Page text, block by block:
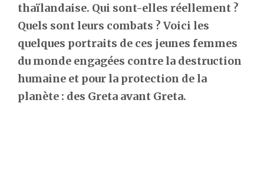
thaïlandaise. Qui sont-elles réellement ?
Quels sont leurs combats ? Voici les
quelques portraits de ces jeunes femmes
du monde engagées contre la destruction
humaine et pour la protection de la
planète : des Greta avant Greta.